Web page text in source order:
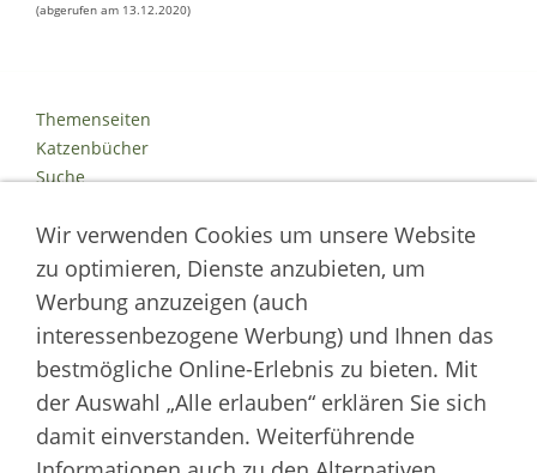
(abgerufen am 13.12.2020)
Themenseiten
Katzenbücher
Suche
Impressum
Datenschutz
Cookies
Autor der Welt der Katzen
___________________
Wir verwenden Cookies um unsere Website
zu optimieren, Dienste anzubieten, um
Werbung anzuzeigen (auch
interessenbezogene Werbung) und Ihnen das
bestmögliche Online-Erlebnis zu bieten. Mit
der Auswahl „Alle erlauben“ erklären Sie sich
damit einverstanden. Weiterführende